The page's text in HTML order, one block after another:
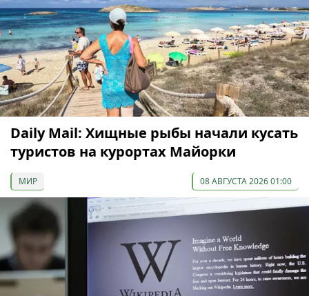
Daily Mail: Хищные рыбы начали кусать
туристов на курортах Майорки
МИР 08 АВГУСТА 2026 01:00